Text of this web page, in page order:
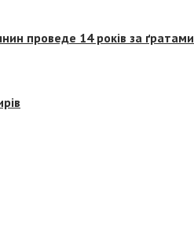
проведе 14 років за ґратами